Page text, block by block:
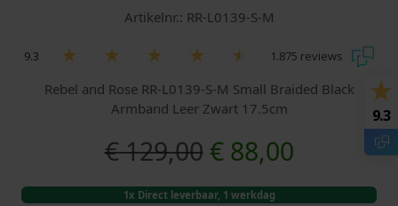
Artikelnr.: RR-L0139-S-M
9.3 1.875 reviews
Rebel and Rose RR-L0139-S-M Small Braided Black
Armband Leer Zwart 17.5cm
€129,00 O
o
€88,00H
u
1x Direct leverbaar, 1 werkdag
9.3